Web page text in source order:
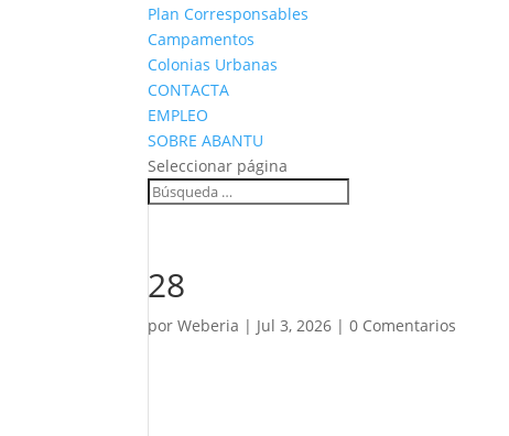
Plan Corresponsables
Campamentos
Colonias Urbanas
CONTACTA
EMPLEO
SOBRE ABANTU
Seleccionar página
28
porWeberia | Jul 3, 2026 |0 Comentarios